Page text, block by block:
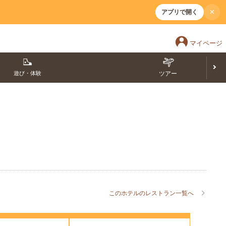
アプリで開く ×
マイページ
遊び・体験 ツアー
このホテルのレストラン一覧へ